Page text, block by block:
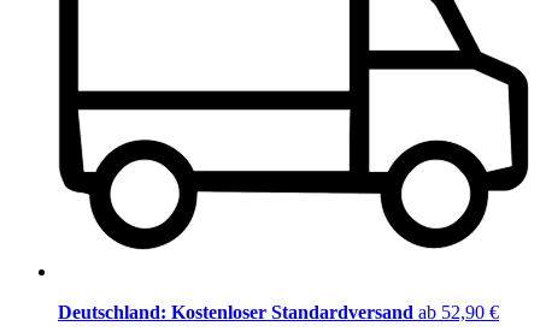
Deutschland: Kostenloser Standardversand ab 52,90 €